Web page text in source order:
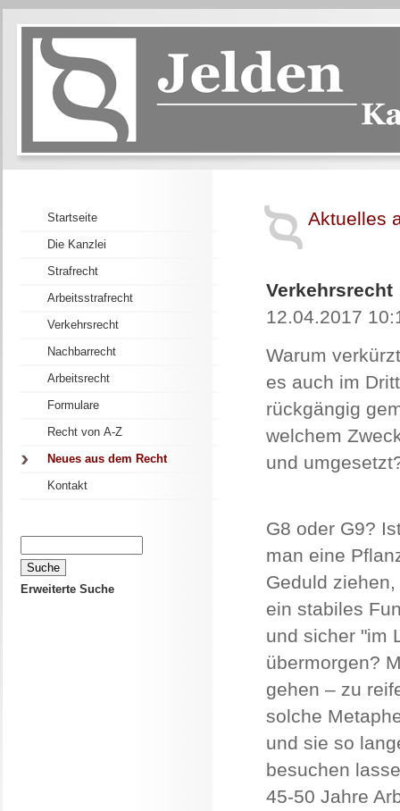
Startseite
Die Kanzlei
Strafrecht
Arbeitsstrafrecht
Verkehrsrecht
Nachbarrecht
Arbeitsrecht
Formulare
Recht von A-Z
Neues aus dem Recht
Kontakt
Erweiterte Suche
Aktuelles
Verkehrsrecht
12.04.2017
Warum
es auch im
rückgängig
welchem
und
G8 oder G9?
man eine
Geduld
ein stabiles
und sicher "im
übermorgen?
gehen – zu
solche
und sie so
besuchen
45-50 Jahre